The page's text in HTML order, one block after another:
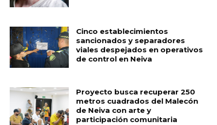
Cinco establecimientos
sancionados y separadores
viales despejados en operativos
de control en Neiva
Proyecto busca recuperar 250
metros cuadrados del Malecón
de Neiva con arte y
participación comunitaria